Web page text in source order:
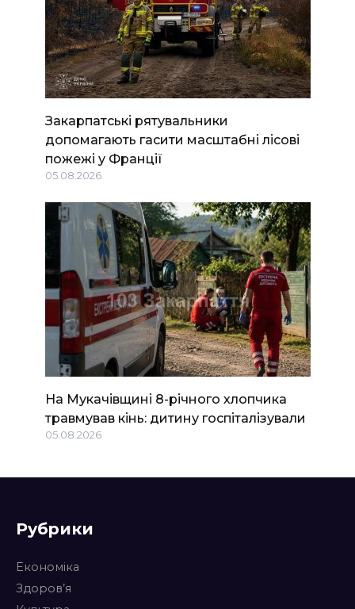
Закарпатські рятувальники
допомагають гасити масштабні лісові
пожежі у Франції
05.08.2026
На Мукачівщині 8-річного хлопчика
травмував кінь: дитину госпіталізували
05.08.2026
Рубрики
Економіка
Здоров’я